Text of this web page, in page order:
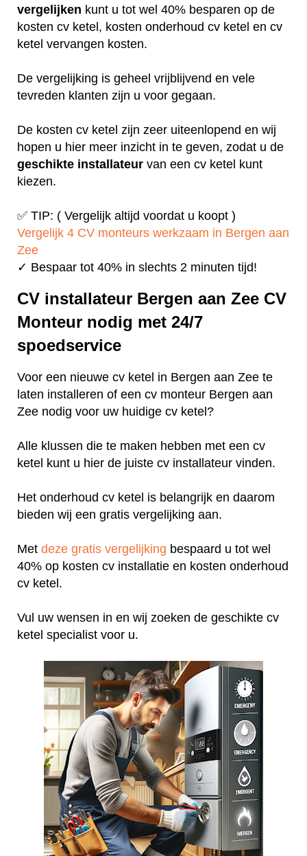
vergelijken kunt u tot wel 40% besparen op de
kosten cv ketel, kosten onderhoud cv ketel en cv
ketel vervangen kosten.
De vergelijking is geheel vrijblijvend en vele
tevreden klanten zijn u voor gegaan.
De kosten cv ketel zijn zeer uiteenlopend en wij
hopen u hier meer inzicht in te geven, zodat u de
geschikte installateur van een cv ketel kunt
kiezen.
✅ TIP: ( Vergelijk altijd voordat u koopt )
Vergelijk 4 CV monteurs werkzaam in Bergen aan
Zee
✓ Bespaar tot 40% in slechts 2 minuten tijd!
CV installateur Bergen aan Zee CV
Monteur nodig met 24/7
spoedservice
Voor een nieuwe cv ketel in Bergen aan Zee te
laten installeren of een cv monteur Bergen aan
Zee nodig voor uw huidige cv ketel?
Alle klussen die te maken hebben met een cv
ketel kunt u hier de juiste cv installateur vinden.
Het onderhoud cv ketel is belangrijk en daarom
bieden wij een gratis vergelijking aan.
Met deze gratis vergelijking bespaard u tot wel
40% op kosten cv installatie en kosten onderhoud
cv ketel.
Vul uw wensen in en wij zoeken de geschikte cv
ketel specialist voor u.